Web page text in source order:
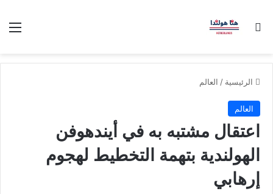
بحث عن
الرئيسية / العالم
العالم
اعتقال مشتبه به في أيندهوفن
الهولندية بتهمة التخطيط لهجوم
إرهابي